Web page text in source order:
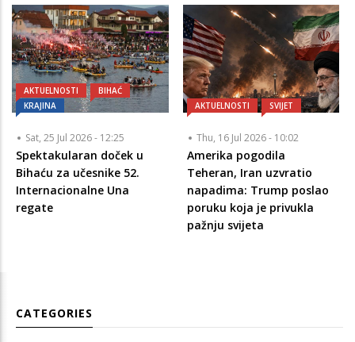
AKTUELNOSTI
BIHAĆ
KRAJINA
Sat, 25 Jul 2026 - 12:25
Spektakularan doček u
Bihaću za učesnike 52.
Internacionalne Una
regate
AKTUELNOSTI SVIJET
Thu, 16 Jul 2026 - 10:02
Amerika pogodila
Teheran, Iran uzvratio
napadima: Trump poslao
poruku koja je privukla
pažnju svijeta
CATEGORIES